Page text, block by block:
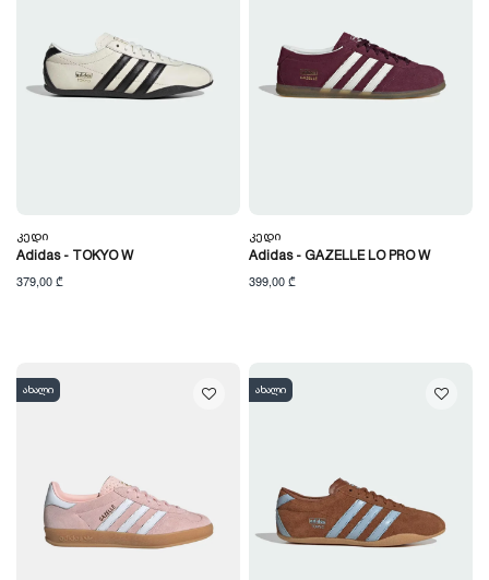
Კედი
Adidas - TOKYO W
379,00 ₾
Კედი
Adidas - GAZELLE LO PRO W
399,00 ₾
ახალი ახალი